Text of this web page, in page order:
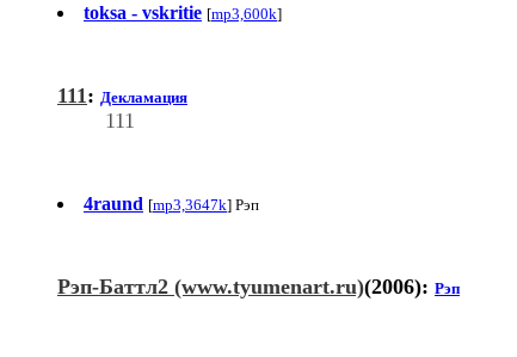
toksa - vskritie [mp3,600k]
111 : Декламация
111
4raund [mp3,3647k] Рэп
Рэп-Баттл2 (www.tyumenart.ru)(2006): Рэп